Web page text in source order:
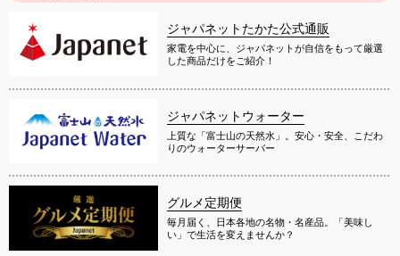
ジャパネットたかた公式通販
家電を中心に、ジャパネットが自信をもって厳選
した商品だけをご紹介！
ジャパネットウォーター
上質な「富士山の天然水」。安心・安全、こだわ
りのウォーターサーバー
グルメ定期便
毎月届く、日本各地の名物・名産品。「美味し
い」で生活を変えませんか？